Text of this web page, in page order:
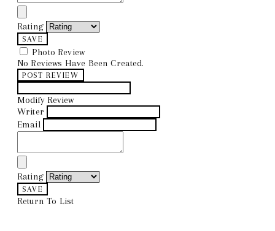
Rating
SAVE
Photo Review
No Reviews Have Been Created.
POST REVIEW
Modify Review
Writer
Email
Rating
SAVE
Return To List